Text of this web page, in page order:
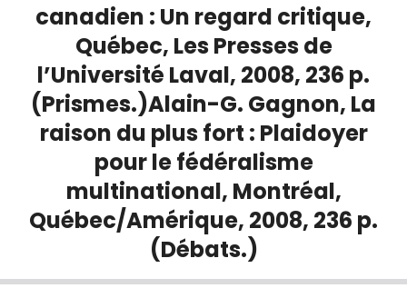
canadien : Un regard critique,
Québec, Les Presses de
l’Université Laval, 2008, 236 p.
(Prismes.)Alain-G. Gagnon, La
raison du plus fort : Plaidoyer
pour le fédéralisme
multinational, Montréal,
Québec/Amérique, 2008, 236 p.
(Débats.)